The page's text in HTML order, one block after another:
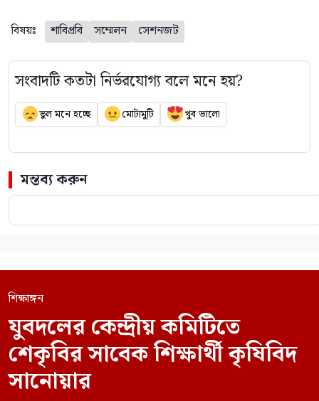
বিষয়ঃ শাবিপ্রবি সম্মেলন সেশনজট
সংবাদটি কতটা নির্ভরযোগ্য বলে মনে হয়?
ভুল মনে হচ্ছে মোটামুটি খুব ভালো
মন্তব্য করুন
শিক্ষাঙ্গন
যুবদলের কেন্দ্রীয় কমিটিতে
শেকৃবির সাবেক শিক্ষার্থী কৃষিবিদ
সানোয়ার